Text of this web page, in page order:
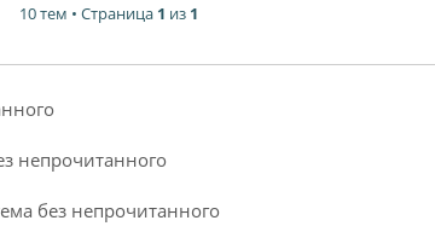
10 тем • Страница 1 из 1
непрочитанного
без непрочитанного